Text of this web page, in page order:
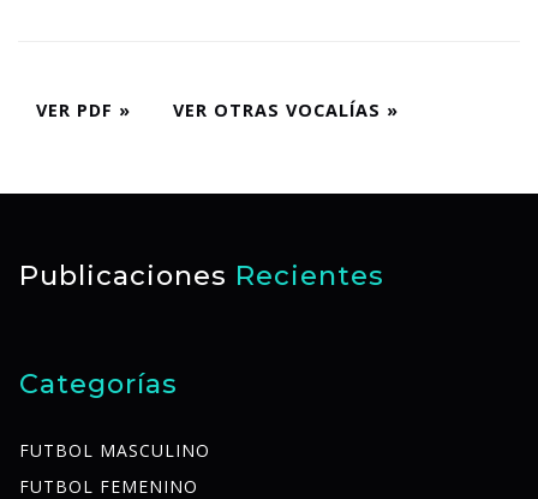
VER PDF » VER OTRAS VOCALÍAS »
Publicaciones Recientes
Categorías
FUTBOL MASCULINO
FUTBOL FEMENINO